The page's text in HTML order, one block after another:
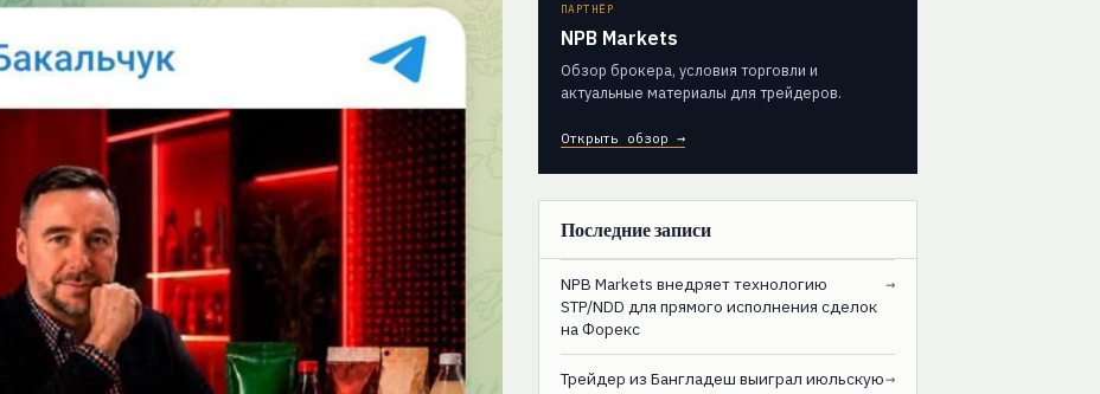
ПАРТНЁР
NPB Markets
Обзор брокера, условия торговли и
актуальные материалы для трейдеров.
Открыть обзор →
Последние записи
NPB Markets внедряет технологию
STP/NDD для прямого исполнения сделок
на Форекс
→
Трейдер из Бангладеш выиграл июльскую→